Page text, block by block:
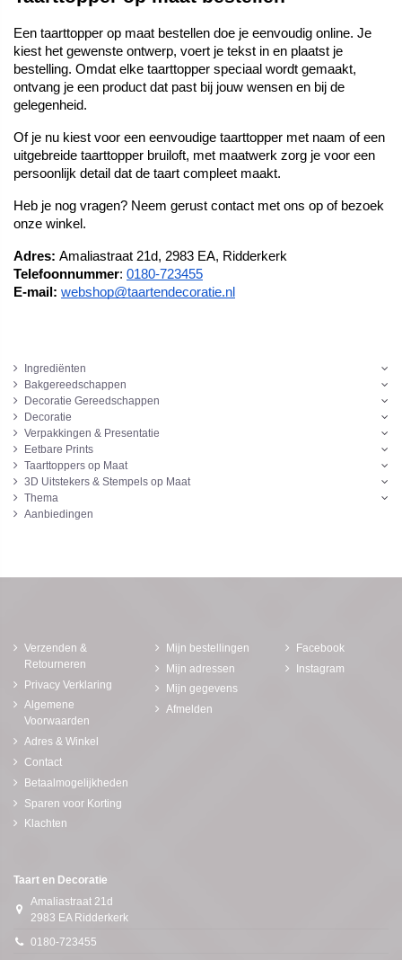
Een taarttopper op maat bestellen doe je eenvoudig online. Je
kiest het gewenste ontwerp, voert je tekst in en plaatst je
bestelling. Omdat elke taarttopper speciaal wordt gemaakt,
ontvang je een product dat past bij jouw wensen en bij de
gelegenheid.
Of je nu kiest voor een eenvoudige taarttopper met naam of een
uitgebreide taarttopper bruiloft, met maatwerk zorg je voor een
persoonlijk detail dat de taart compleet maakt.
Heb je nog vragen? Neem gerust contact met ons op of bezoek
onze winkel.
Adres: Amaliastraat 21d, 2983 EA, Ridderkerk
Telefoonnummer: 0180-723455
E-mail: webshop@taartendecoratie.nl
Ingrediënten
Bakgereedschappen
Decoratie Gereedschappen
Decoratie
Verpakkingen & Presentatie
Eetbare Prints
Taarttoppers op Maat
3D Uitstekers & Stempels op Maat
Thema
Aanbiedingen
Verzenden &
Retourneren
Privacy Verklaring
Algemene
Voorwaarden
Adres & Winkel
Contact
Betaalmogelijkheden
Sparen voor Korting
Klachten
Mijn bestellingen
Mijn adressen
Mijn gegevens
Afmelden
Facebook
Instagram
Taart en Decoratie
Amaliastraat 21d
2983 EA Ridderkerk
0180-723455